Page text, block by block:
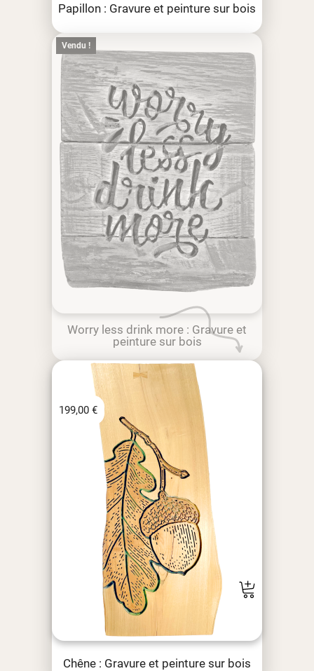
Papillon : Gravure et peinture sur bois
Vendu !
Worry less drink more : Gravure et
peinture sur bois
Chêne : Gravure et peinture sur bois
199,00 €